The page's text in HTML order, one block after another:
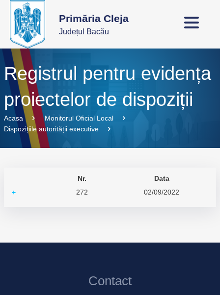
Primăria Cleja
Județul Bacău
Registrul pentru evidența
proiectelor de dispoziții
Acasa
Monitorul Oficial Local
Dispozițiile autorității executive
Nr.
Data
+
272 02/09/2022
Contact